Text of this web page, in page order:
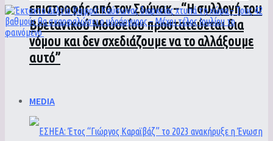
επιστροφής από τον Σούνακ – “Η συλλογή του
Βρετανικού Μουσείου προστατεύεται δια
νόμου και δεν σχεδιάζουμε να το αλλάξουμε
αυτό”
MEDIA